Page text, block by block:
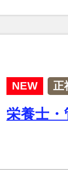
NEW 正
栄養士